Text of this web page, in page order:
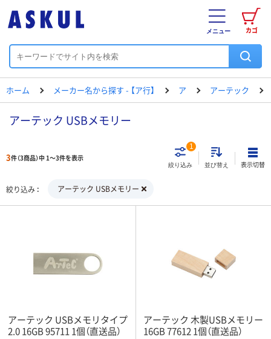
カゴ
メニュー
ホーム メーカー名から探す - 【ア行】 ア アーテック
アーテック USBメモリー
3件（3商品）中 1～3件を表示
絞り込み
1
並び替え 表示切替
絞り込み アーテック USBメモリー
アーテック USBメモリタイプ
2.0 16GB 95711 1個（直送品）
アーテック 木製USBメモリー
16GB 77612 1個（直送品）